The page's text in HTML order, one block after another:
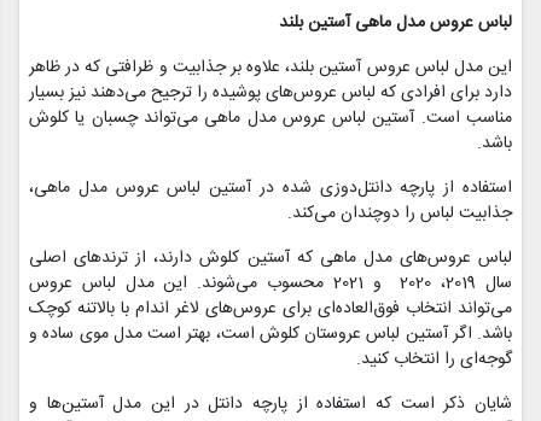
لباس عروس مدل ماهی آستین بلند
این مدل لباس عروس‌ آستین بلند، علاوه بر جذابیت و ظرافتی که در ظاهر
دارد برای افرادی که لباس عروس‌های پوشیده را ترجیح می‌دهند نیز بسیار
مناسب است. آستین لباس عروس مدل ماهی می‌تواند چسبان یا کلوش
باشد.
استفاده از پارچه دانتل‌‌دوزی شده در آستین لباس عروس مدل ماهی،
جذابیت لباس را دوچندان می‌کند.
لباس عروس‌های مدل ماهی که آستین کلوش دارند، از ترندهای اصلی
سال 2019، 2020 و 2021 محسوب می‌شوند. این مدل لباس عروس
می‌تواند انتخاب فوق‌العاده‌ای برای عروس‌های لاغر‌ اندام با بالاتنه‌ کوچک
باشد. اگر آستین لباس عروستان کلوش است، بهتر است مدل موی ساده و
گوجه‌ای را انتخاب کنید.
شایان ذکر است که استفاده از پارچه دانتل‌ در این مدل آستین‌ها و